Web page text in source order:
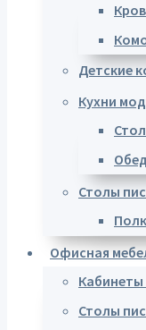
Детские
Кухни
Столы
Офисная
Столы